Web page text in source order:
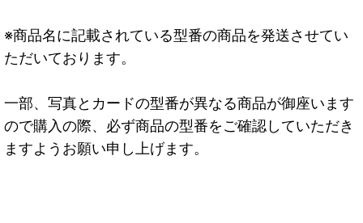
※商品名に記載されている型番の商品を発送させてい
ただいております。
一部、写真とカードの型番が異なる商品が御座います
ので購入の際、必ず商品の型番をご確認していただき
ますようお願い申し上げます。